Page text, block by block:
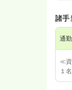
諸手
通勤
≪資
１